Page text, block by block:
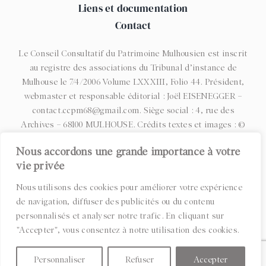
Nous accordons une grande importance à votre
vie privée
Nous utilisons des cookies pour améliorer votre expérience
de navigation, diffuser des publicités ou du contenu
personnalisés et analyser notre trafic. En cliquant sur
"Accepter", vous consentez à notre utilisation des cookies.
Personnaliser Refuser Accepter
Liens et documentation
Contact
Le Conseil Consultatif du Patrimoine Mulhousien est inscrit
au registre des associations du Tribunal d’instance de
Mulhouse le 7/4/2006 Volume LXXXIII, Folio 44. Président,
webmaster et responsable éditorial : Joël EISENEGGER –
contact.ccpm68@gmail.com. Siège social : 4, rue des
Archives – 68100 MULHOUSE. Crédits textes et images : ©
municipales de Mulhouse – Musées Mulhousiens |Statuts
Espace administrateurs